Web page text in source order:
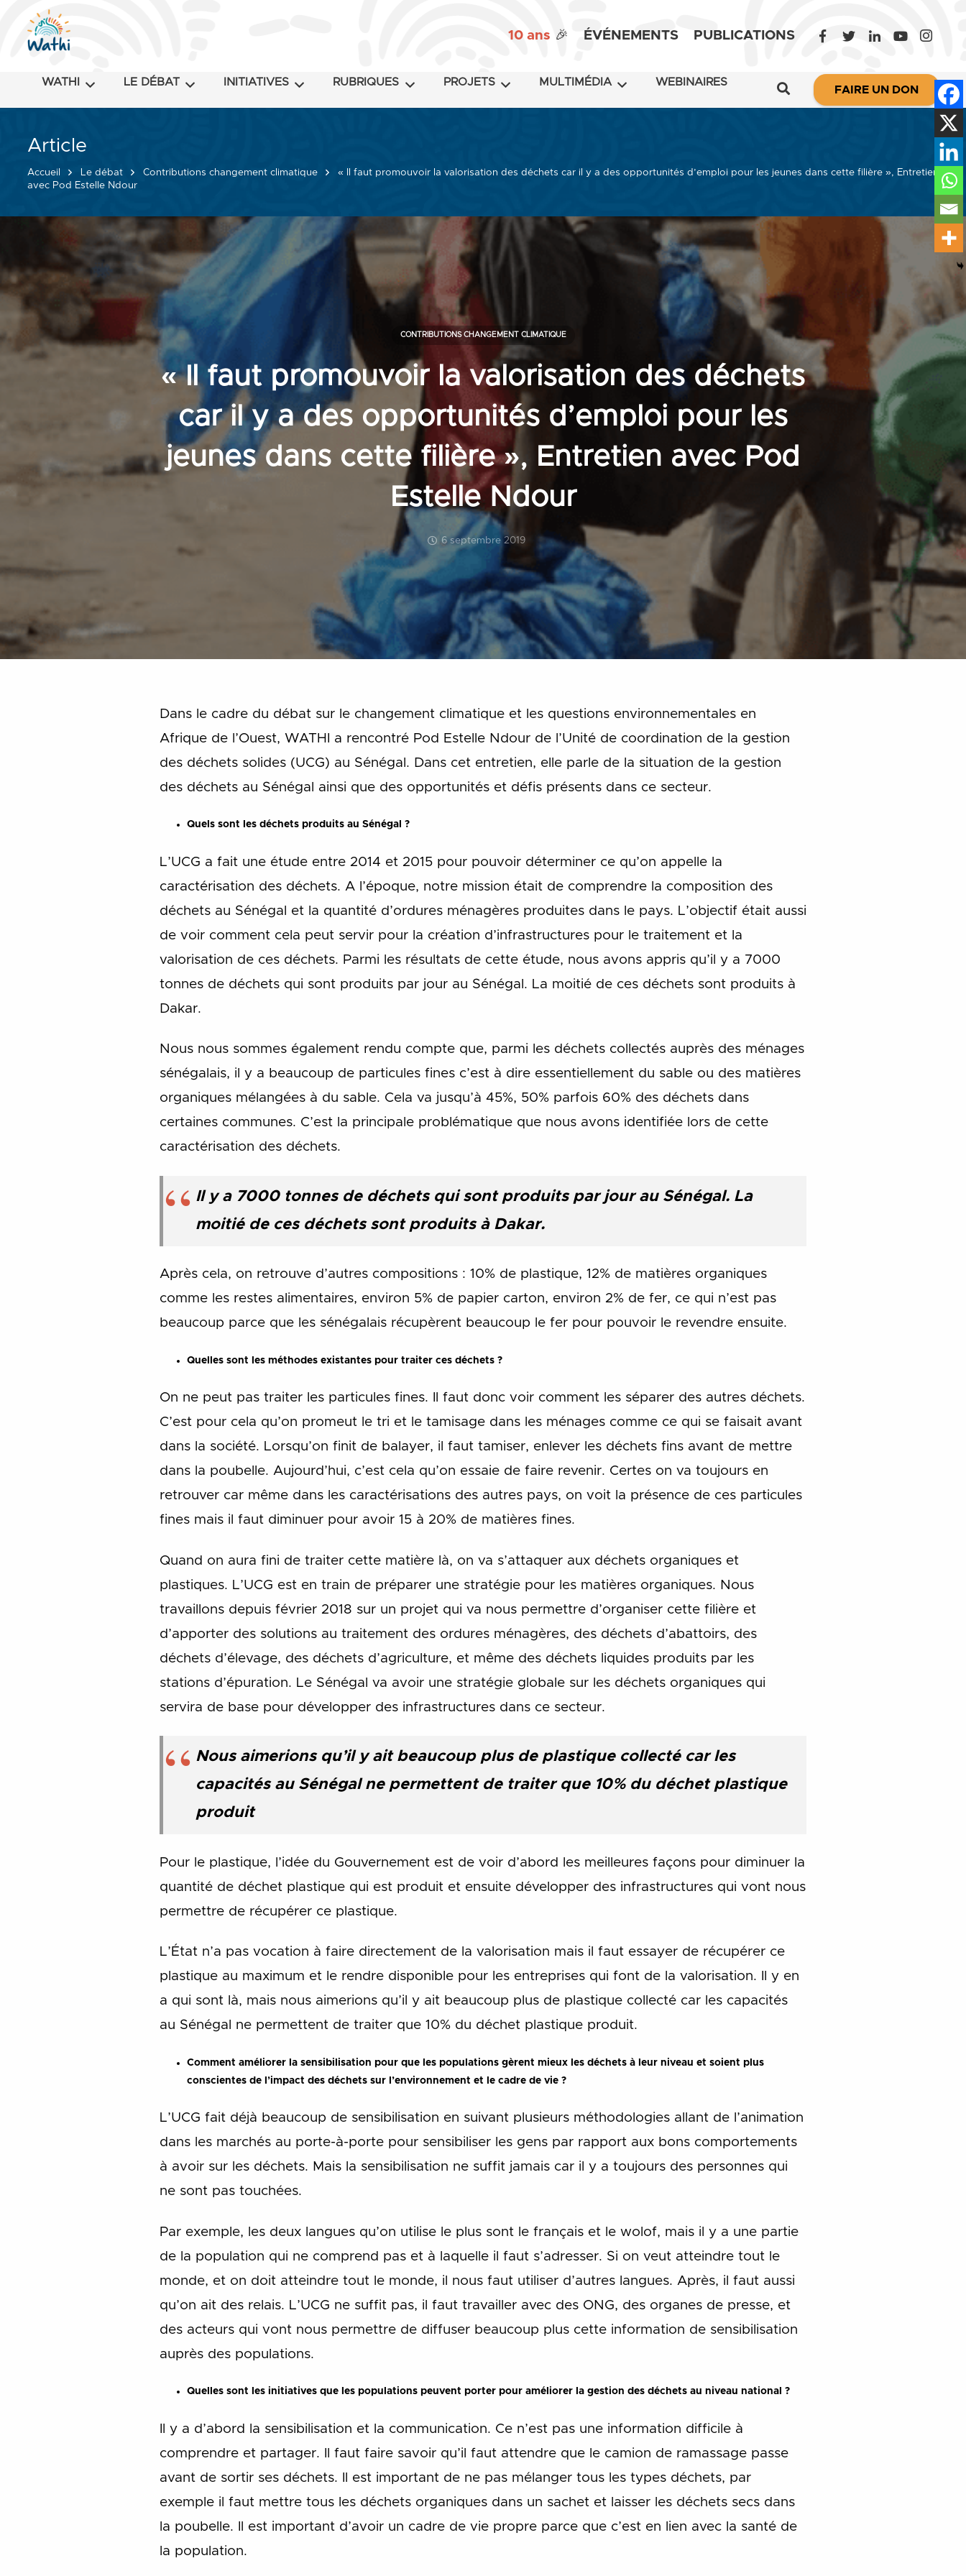
10 ans 🎉 ÉVÉNEMENTS PUBLICATIONS
WATHI LE DÉBAT INITIATIVES RUBRIQUES PROJETS MULTIMÉDIA WEBINAIRES
FAIRE UN DON
Article
Accueil Le débat Contributions changement climatique
« Il faut promouvoir la valorisation des déchets car il y a des opportunités d’emploi pour les jeunes dans cette filière », Entretien
avec Pod Estelle Ndour
« Il faut promouvoir la valorisation des déchets
car il y a des opportunités d’emploi pour les
jeunes dans cette filière », Entretien avec Pod
Estelle Ndour
6 septembre 2019
CONTRIBUTIONS CHANGEMENT CLIMATIQUE
Dans le cadre du débat sur le changement climatique et les questions environnementales en
Afrique de l’Ouest, WATHI a rencontré Pod Estelle Ndour de l’Unité de coordination de la gestion
des déchets solides (UCG) au Sénégal. Dans cet entretien, elle parle de la situation de la gestion
des déchets au Sénégal ainsi que des opportunités et défis présents dans ce secteur.
Quels sont les déchets produits au Sénégal ?
L’UCG a fait une étude entre 2014 et 2015 pour pouvoir déterminer ce qu’on appelle la
caractérisation des déchets. A l’époque, notre mission était de comprendre la composition des
déchets au Sénégal et la quantité d’ordures ménagères produites dans le pays. L’objectif était aussi
de voir comment cela peut servir pour la création d’infrastructures pour le traitement et la
valorisation de ces déchets. Parmi les résultats de cette étude, nous avons appris qu’il y a 7000
tonnes de déchets qui sont produits par jour au Sénégal. La moitié de ces déchets sont produits à
Dakar.
Nous nous sommes également rendu compte que, parmi les déchets collectés auprès des ménages
sénégalais, il y a beaucoup de particules fines c’est à dire essentiellement du sable ou des matières
organiques mélangées à du sable. Cela va jusqu’à 45%, 50% parfois 60% des déchets dans
certaines communes. C’est la principale problématique que nous avons identifiée lors de cette
caractérisation des déchets.
Il y a 7000 tonnes de déchets qui sont produits par jour au Sénégal. La
moitié de ces déchets sont produits à Dakar.
Après cela, on retrouve d’autres compositions : 10% de plastique, 12% de matières organiques
comme les restes alimentaires, environ 5% de papier carton, environ 2% de fer, ce qui n’est pas
beaucoup parce que les sénégalais récupèrent beaucoup le fer pour pouvoir le revendre ensuite.
Quelles sont les méthodes existantes pour traiter ces déchets ?
On ne peut pas traiter les particules fines. Il faut donc voir comment les séparer des autres déchets.
C’est pour cela qu’on promeut le tri et le tamisage dans les ménages comme ce qui se faisait avant
dans la société. Lorsqu’on finit de balayer, il faut tamiser, enlever les déchets fins avant de mettre
dans la poubelle. Aujourd’hui, c’est cela qu’on essaie de faire revenir. Certes on va toujours en
retrouver car même dans les caractérisations des autres pays, on voit la présence de ces particules
fines mais il faut diminuer pour avoir 15 à 20% de matières fines.
Quand on aura fini de traiter cette matière là, on va s’attaquer aux déchets organiques et
plastiques. L’UCG est en train de préparer une stratégie pour les matières organiques. Nous
travaillons depuis février 2018 sur un projet qui va nous permettre d’organiser cette filière et
d’apporter des solutions au traitement des ordures ménagères, des déchets d’abattoirs, des
déchets d’élevage, des déchets d’agriculture, et même des déchets liquides produits par les
stations d’épuration. Le Sénégal va avoir une stratégie globale sur les déchets organiques qui
servira de base pour développer des infrastructures dans ce secteur.
Nous aimerions qu’il y ait beaucoup plus de plastique collecté car les
capacités au Sénégal ne permettent de traiter que 10% du déchet plastique
produit
Pour le plastique, l’idée du Gouvernement est de voir d’abord les meilleures façons pour diminuer la
quantité de déchet plastique qui est produit et ensuite développer des infrastructures qui vont nous
permettre de récupérer ce plastique.
L’État n’a pas vocation à faire directement de la valorisation mais il faut essayer de récupérer ce
plastique au maximum et le rendre disponible pour les entreprises qui font de la valorisation. Il y en
a qui sont là, mais nous aimerions qu’il y ait beaucoup plus de plastique collecté car les capacités
au Sénégal ne permettent de traiter que 10% du déchet plastique produit.
Comment améliorer la sensibilisation pour que les populations gèrent mieux les déchets à leur niveau et soient plus
conscientes de l’impact des déchets sur l’environnement et le cadre de vie ?
L’UCG fait déjà beaucoup de sensibilisation en suivant plusieurs méthodologies allant de l’animation
dans les marchés au porte-à-porte pour sensibiliser les gens par rapport aux bons comportements
à avoir sur les déchets. Mais la sensibilisation ne suffit jamais car il y a toujours des personnes qui
ne sont pas touchées.
Par exemple, les deux langues qu’on utilise le plus sont le français et le wolof, mais il y a une partie
de la population qui ne comprend pas et à laquelle il faut s’adresser. Si on veut atteindre tout le
monde, et on doit atteindre tout le monde, il nous faut utiliser d’autres langues. Après, il faut aussi
qu’on ait des relais. L’UCG ne suffit pas, il faut travailler avec des ONG, des organes de presse, et
des acteurs qui vont nous permettre de diffuser beaucoup plus cette information de sensibilisation
auprès des populations.
Quelles sont les initiatives que les populations peuvent porter pour améliorer la gestion des déchets au niveau national ?
Il y a d’abord la sensibilisation et la communication. Ce n’est pas une information difficile à
comprendre et partager. Il faut faire savoir qu’il faut attendre que le camion de ramassage passe
avant de sortir ses déchets. Il est important de ne pas mélanger tous les types déchets, par
exemple il faut mettre tous les déchets organiques dans un sachet et laisser les déchets secs dans
la poubelle. Il est important d’avoir un cadre de vie propre parce que c’est en lien avec la santé de
la population.